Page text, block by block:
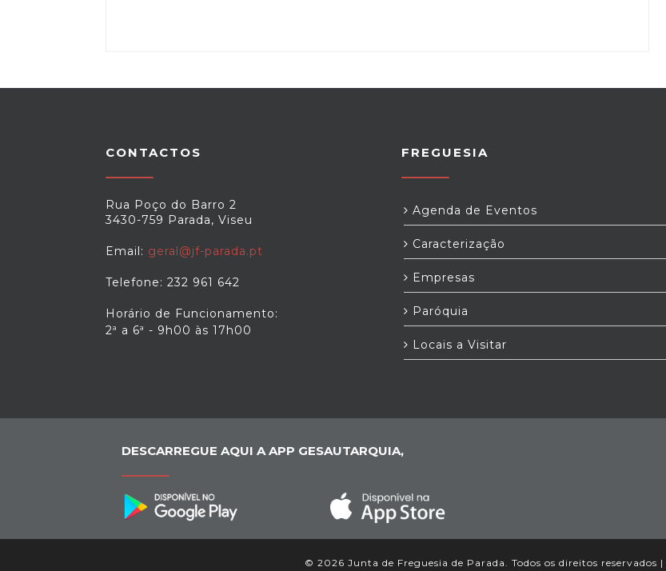
CONTACTOS
Rua Poço do Barro 2
3430-759 Parada, Viseu
Email: geral@jf-parada.pt
Telefone: 232 961 642
Horário de Funcionamento:
2ª a 6ª - 9h00 às 17h00
FREGUESIA
Agenda de Eventos
Caracterização
Empresas
Paróquia
Locais a Visitar
DESCARREGUE AQUI A APP GESAUTARQUIA,
© 2026 Junta de Freguesia de Parada. Todos os direitos reservados |